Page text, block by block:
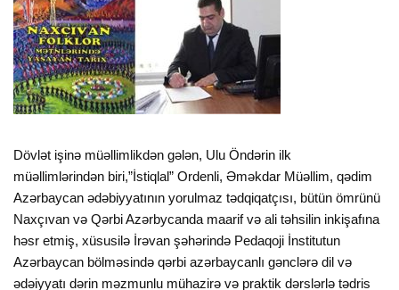
Dövlət işinə müəllimlikdən gələn, Ulu Öndərin ilk
müəllimlərindən biri,”İstiqlal” Ordenli, Əməkdar Müəllim, qədim
Azərbaycan ədəbiyyatının yorulmaz tədqiqatçısı, bütün ömrünü
Naxçıvan və Qərbi Azərbycanda maarif və ali təhsilin inkişafına
həsr etmiş, xüsusilə İrəvan şəhərində Pedaqoji İnstitutun
Azərbaycan bölməsində qərbi azərbaycanlı gənclərə dil və
ədəiyyatı dərin məzmunlu mühazirə və praktik dərslərlə tədris